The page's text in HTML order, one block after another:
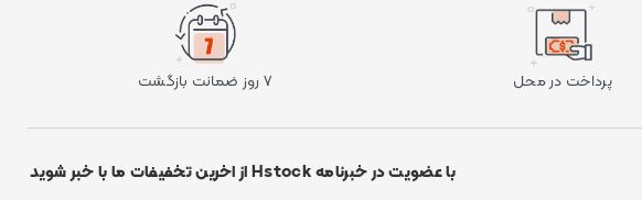
پرداخت در محل ۷ روز ضمانت بازگشت
با عضویت در خبرنامه Hstock از اخرین تخفیفات ما با خبر شوید